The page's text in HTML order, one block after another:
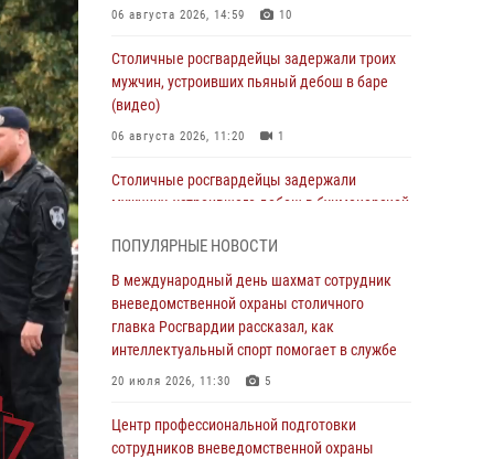
06 августа 2026, 14:59 10
Столичные росгвардейцы задержали троих
мужчин, устроивших пьяный дебош в баре
(видео)
06 августа 2026, 11:20 1
Столичные росгвардейцы задержали
мужчину, устроившего дебош в букмекерской
Делегация МВД Республики Беларусь
ознакомилась с передовыми методами
работы Росгвардии в Москве (видео)
04 августа 2026, 18:16
Сотрудники управления вневедомственной
охраны Главного управления Росгвардии по
ПОПУЛЯРНЫЕ НОВОСТИ
В международный день шахмат сотрудник
вневедомственной охраны столичного
главка Росгвардии рассказал, как
интеллектуальный спорт помогает в службе
20 июля 2026, 11:30 5
Центр профессиональной подготовки
сотрудников вневедомственной охраны